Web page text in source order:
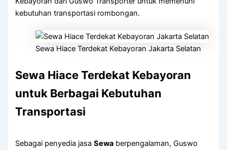
kebutuhan transportasi rombongan.
Sewa Hiace Terdekat Kebayoran Jakarta Selatan
Sewa Hiace Terdekat Kebayoran
untuk Berbagai Kebutuhan
Transportasi
Sebagai penyedia jasaSewa berpengalaman, Guswo